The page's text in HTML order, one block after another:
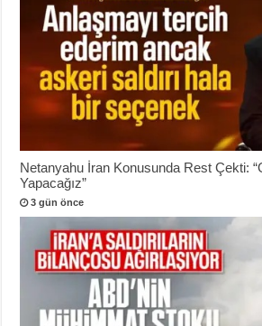
Netanyahu İran Konusunda Rest Çekti:
Yapacağız”
3 gün önce